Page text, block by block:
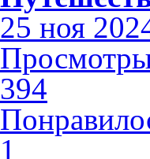
25 ноя
394
1